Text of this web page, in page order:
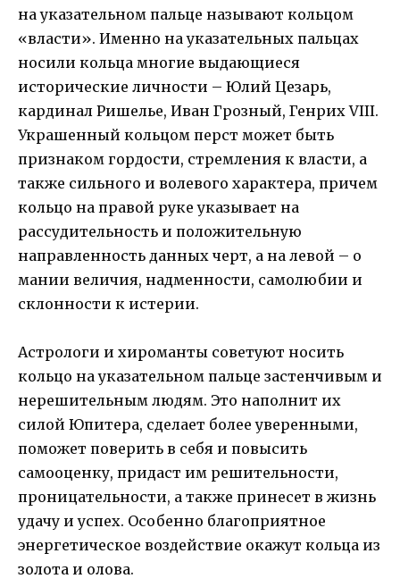
на указательном пальце называют кольцом
«власти». Именно на указательных пальцах
носили кольца многие выдающиеся
исторические личности – Юлий Цезарь,
кардинал Ришелье, Иван Грозный, Генрих VIII.
Украшенный кольцом перст может быть
признаком гордости, стремления к власти, а
также сильного и волевого характера, причем
кольцо на правой руке указывает на
рассудительность и положительную
направленность данных черт, а на левой – о
мании величия, надменности, самолюбии и
склонности к истерии.
Астрологи и хироманты советуют носить
кольцо на указательном пальце застенчивым и
нерешительным людям. Это наполнит их
силой Юпитера, сделает более уверенными,
поможет поверить в себя и повысить
самооценку, придаст им решительности,
проницательности, а также принесет в жизнь
удачу и успех. Особенно благоприятное
энергетическое воздействие окажут кольца из
золота и олова.